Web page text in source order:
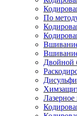
По
Двойной
Лазерное